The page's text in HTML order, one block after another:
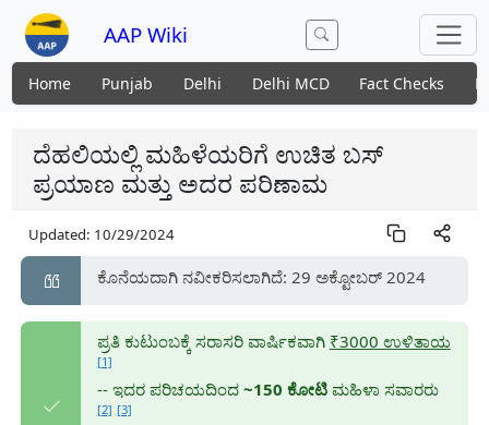
AAP Wiki
Home Punjab Delhi Delhi MCD Fact Checks
ದೆಹಲಿಯಲ್ಲಿ ಮಹಿಳೆಯರಿಗೆ ಉಚಿತ ಬಸ್
ಪ್ರಯಾಣ ಮತ್ತು ಅದರ ಪರಿಣಾಮ
Updated: 10/29/2024
ಕೊನೆಯದಾಗಿ ನವೀಕರಿಸಲಾಗಿದೆ: 29 ಅಕ್ಟೋಬರ್ 2024
ಪ್ರತಿ ಕುಟುಂಬಕ್ಕೆ ಸರಾಸರಿ ವಾರ್ಷಿಕವಾಗಿ ₹3000 ಉಳಿತಾಯ
[1]
-- ಇದರ ಪರಿಚಯದಿಂದ ~150 ಕೋಟಿಮಹಿಳಾ ಸವಾರರು
[2] [3]